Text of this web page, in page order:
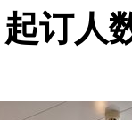
起订人